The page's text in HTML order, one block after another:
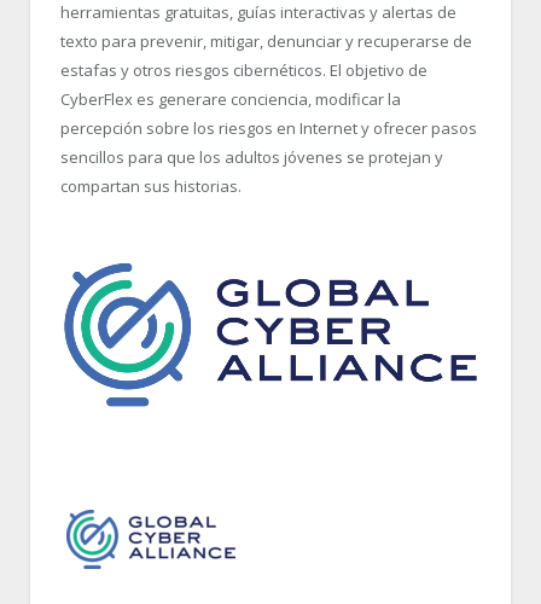
herramientas gratuitas, guías interactivas y alertas de
texto para prevenir, mitigar, denunciar y recuperarse de
estafas y otros riesgos cibernéticos. El objetivo de
CyberFlex es generare conciencia, modificar la
percepción sobre los riesgos en Internet y ofrecer pasos
sencillos para que los adultos jóvenes se protejan y
compartan sus historias.